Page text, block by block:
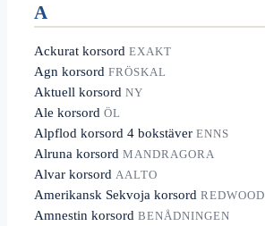
A
Ackurat korsord EXAKT
Agn korsord FRÖSKAL
Aktuell korsord NY
Ale korsord ÖL
Alpflod korsord 4 bokstäver ENNS
Alruna korsord MANDRAGORA
Alvar korsord AALTO
Amerikansk Sekvoja korsord REDWOOD
Amnestin korsord BENÅDNINGEN